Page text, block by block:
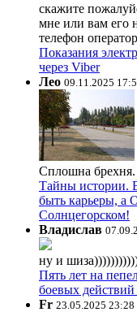
скажите
мне или вам его
телефон
Показания
через Viber
Лео 09.11.2025
Сплошна брехня.
Тайны истории.
быть карьеры, а
Солнцегорском!
Владислав
ну и
Пять лет на
боевых
Fr 23.05.2025 23:28